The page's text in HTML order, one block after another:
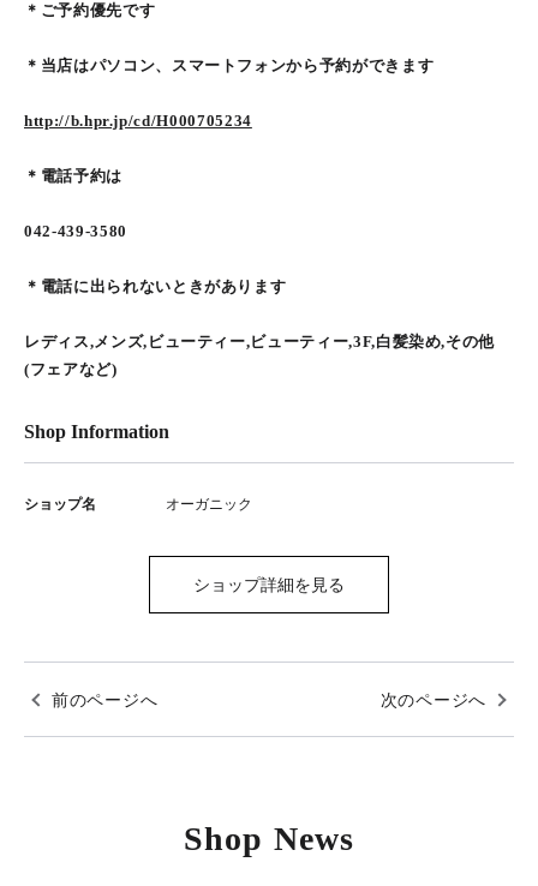
＊ご予約優先です
＊当店はパソコン、スマートフォンから予約ができます
http://b.hpr.jp/cd/H000705234
＊電話予約は
042-439-3580
＊電話に出られないときがあります
レディス,メンズ,ビューティー,ビューティー,3F,白髪染め,その他
(フェアなど)
Shop Information
ショップ名 オーガニック
ショップ詳細を見る
前のページへ 次のページへ
Shop News